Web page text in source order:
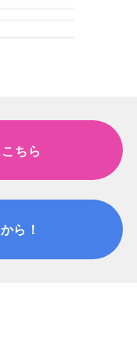
ちら
ら！